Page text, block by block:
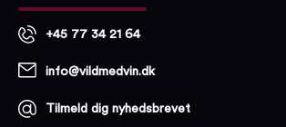
+45 77 34 21 64
info@vildmedvin.dk
Tilmeld dig nyhedsbrevet